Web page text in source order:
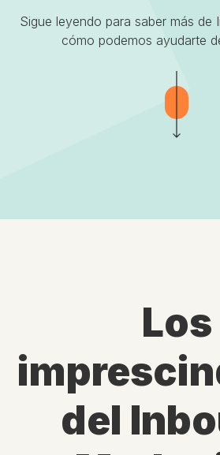
Sigue leyendo para saber más de
cómo podemos ayudarte
Los
del